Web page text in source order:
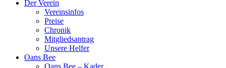
Der Verein
Vereinsinfos
Preise
Chronik
Mitgliedsantrag
Unsere Helfer
Oans Bee
Oans Bee – Kader